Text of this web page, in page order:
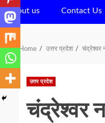
About us Contact Us
Home उत्तर प्रदेश चंद्रेश्वर
उत्तर प्रदेश
चंद्रेश्वर